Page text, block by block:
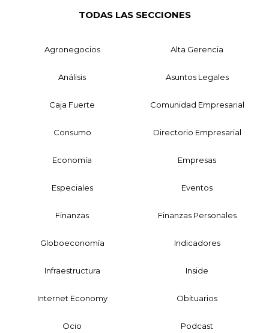
TODAS LAS SECCIONES
Agronegocios Alta Gerencia
Análisis Asuntos Legales
Caja Fuerte Comunidad Empresarial
Consumo Directorio Empresarial
Economía Empresas
Especiales Eventos
Finanzas Finanzas Personales
Globoeconomía Indicadores
Infraestructura Inside
Internet Economy Obituarios
Ocio Podcast